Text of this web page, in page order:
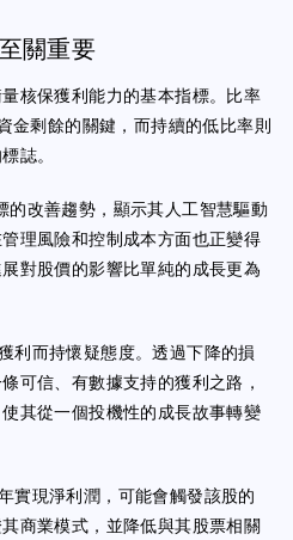
關重要
核保獲利能力的基本指標。比率
金剩餘的關鍵，而持續的低比率則
誌。
改善趨勢，顯示其人工智慧驅動
理風險和控制成本方面也正變得
對股價的影響比單純的成長更為
利而持懷疑態度。透過下降的損
可信、有數據支持的獲利之路，
其從一個投機性的成長故事轉變
實現淨利潤，可能會觸發該股的
商業模式，並降低與其股票相關